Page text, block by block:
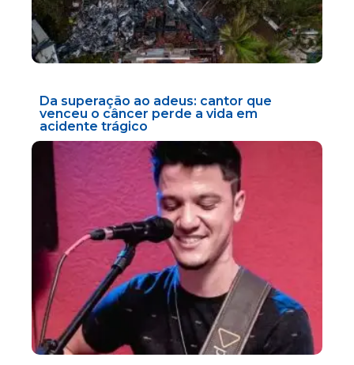
Da superação ao adeus: cantor que
venceu o câncer perde a vida em
acidente trágico